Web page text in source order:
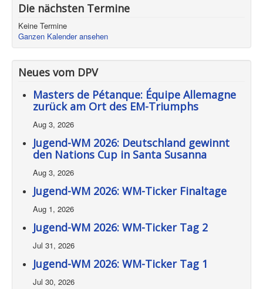
Die nächsten Termine
Keine Termine
Ganzen Kalender ansehen
Neues vom DPV
Masters de Pétanque: Équipe Allemagne
zurück am Ort des EM-Triumphs
Aug 3, 2026
Jugend-WM 2026: Deutschland gewinnt
den Nations Cup in Santa Susanna
Aug 3, 2026
Jugend-WM 2026: WM-Ticker Finaltage
Aug 1, 2026
Jugend-WM 2026: WM-Ticker Tag 2
Jul 31, 2026
Jugend-WM 2026: WM-Ticker Tag 1
Jul 30, 2026